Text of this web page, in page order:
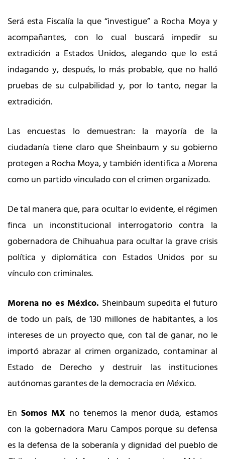
Será esta Fiscalía la que “investigue” a Rocha Moya y
acompañantes, con lo cual buscará impedir su
extradición a Estados Unidos, alegando que lo está
indagando y, después, lo más probable, que no halló
pruebas de su culpabilidad y, por lo tanto, negar la
extradición.
Las encuestas lo demuestran: la mayoría de la
ciudadanía tiene claro que Sheinbaum y su gobierno
protegen a Rocha Moya, y también identifica a Morena
como un partido vinculado con el crimen organizado.
De tal manera que, para ocultar lo evidente, el régimen
finca un inconstitucional interrogatorio contra la
gobernadora de Chihuahua para ocultar la grave crisis
política y diplomática con Estados Unidos por su
vínculo con criminales.
Morena no es México. Sheinbaum supedita el futuro
de todo un país, de 130 millones de habitantes, a los
intereses de un proyecto que, con tal de ganar, no le
importó abrazar al crimen organizado, contaminar al
Estado de Derecho y destruir las instituciones
autónomas garantes de la democracia en México.
En Somos MX no tenemos la menor duda, estamos
con la gobernadora Maru Campos porque su defensa
es la defensa de la soberanía y dignidad del pueblo de